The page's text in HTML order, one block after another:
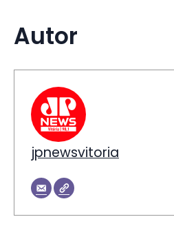
Autor
jpnewsvitoria